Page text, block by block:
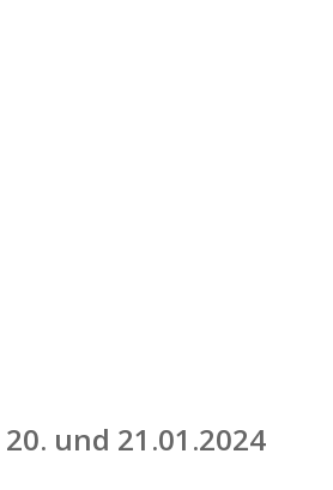
und 21.01.2024